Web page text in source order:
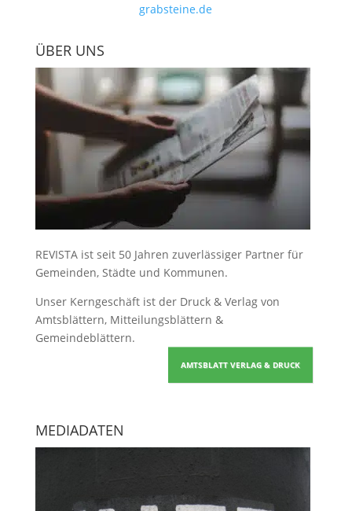
grabsteine.de
ÜBER UNS
REVISTA ist seit 50 Jahren zuverlässiger Partner für
Gemeinden, Städte und Kommunen.
Unser Kerngeschäft ist der Druck & Verlag von
Amtsblättern, Mitteilungsblättern &
Gemeindeblättern.
AMTSBLATT VERLAG & DRUCK
MEDIADATEN